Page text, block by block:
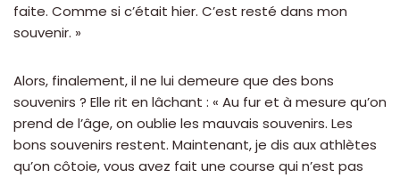
faite. Comme si c’était hier. C’est resté dans mon
souvenir. »
Alors, finalement, il ne lui demeure que des bons
souvenirs ? Elle rit en lâchant : « Au fur et à mesure qu’on
prend de l’âge, on oublie les mauvais souvenirs. Les
bons souvenirs restent. Maintenant, je dis aux athlètes
qu’on côtoie, vous avez fait une course qui n’est pas